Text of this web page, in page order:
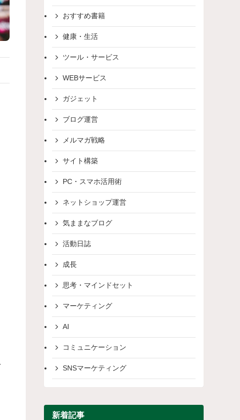
おすすめ書籍
健康・生活
ツール・サービス
WEBサービス
ガジェット
ブログ運営
メルマガ戦略
サイト構築
PC・スマホ活用術
ネットショップ運営
気ままなブログ
活動日誌
成長
思考・マインドセット
マーケティング
AI
コミュニケーション
SNSマーケティング
新着記事